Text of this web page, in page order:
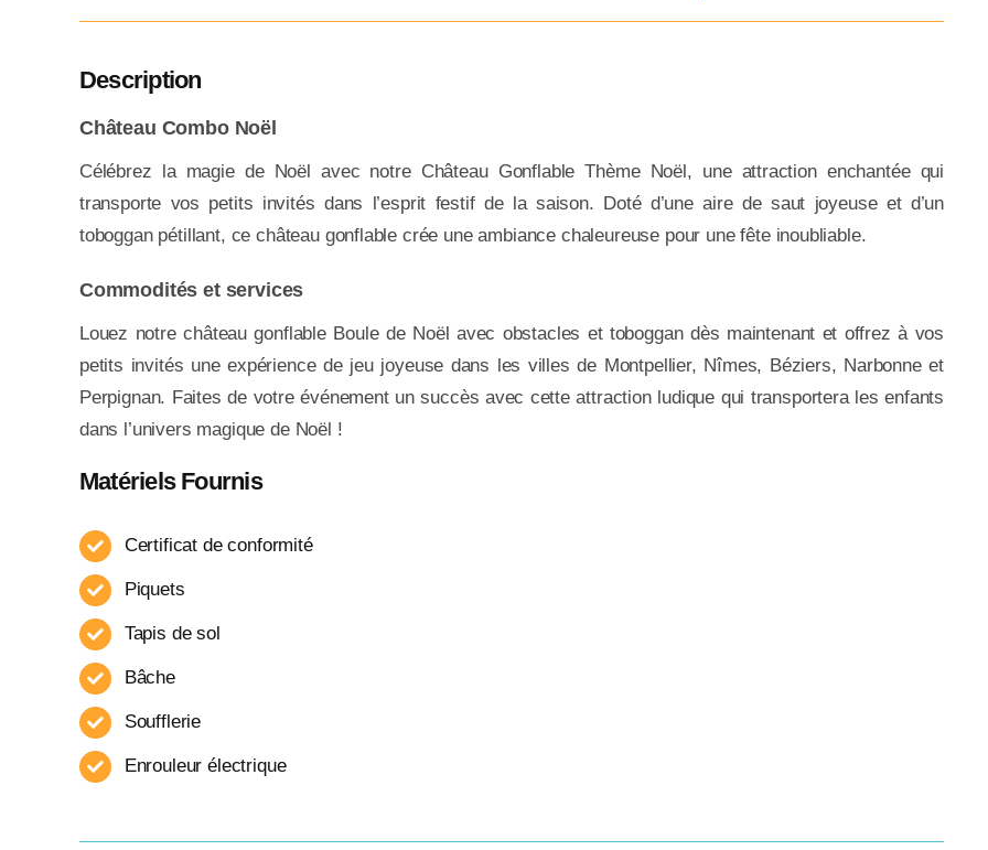
Description
Château Combo Noël
Célébrez la magie de Noël avec notre Château Gonflable Thème Noël, une attraction enchantée qui
transporte vos petits invités dans l’esprit festif de la saison. Doté d’une aire de saut joyeuse et d’un
toboggan pétillant, ce château gonflable crée une ambiance chaleureuse pour une fête inoubliable.
Commodités et services
Louez notre château gonflable Boule de Noël avec obstacles et toboggan dès maintenant et offrez à vos
petits invités une expérience de jeu joyeuse dans les villes de Montpellier, Nîmes, Béziers, Narbonne et
Perpignan. Faites de votre événement un succès avec cette attraction ludique qui transportera les enfants
dans l’univers magique de Noël !
Matériels Fournis
Certificat de conformité
Piquets
Tapis de sol
Bâche
Soufflerie
Enrouleur​ électrique